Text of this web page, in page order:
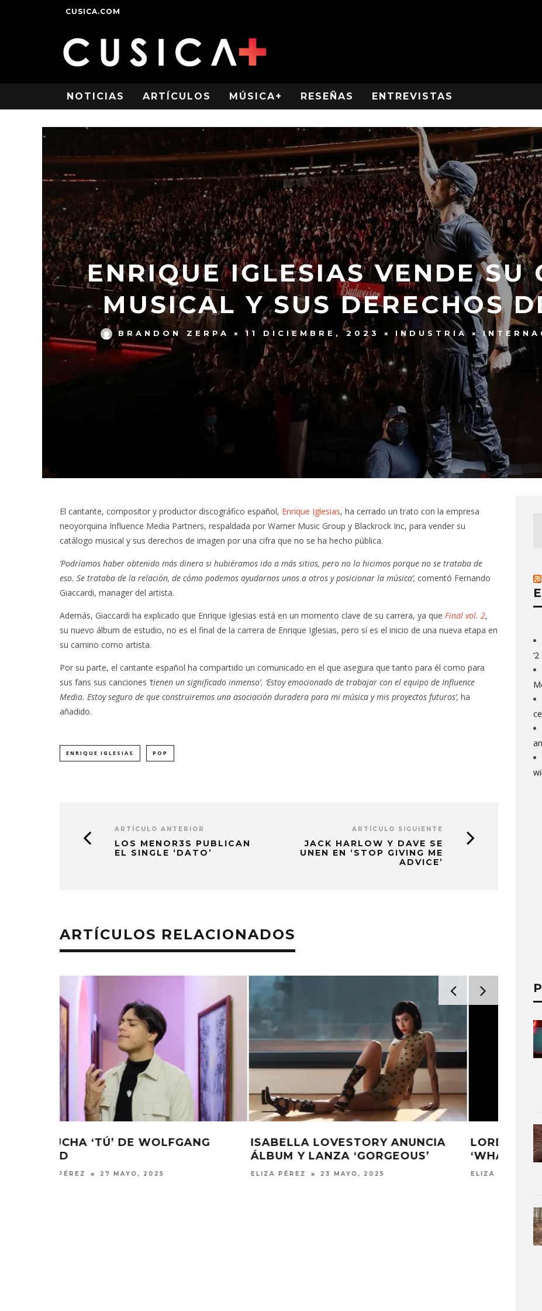
CUSICA.COM
NOTICIAS ARTÍCULOS MÚSICA+ RESEÑAS ENTREVISTAS
ENRIQUE IGLESIAS VENDE SU
MUSICAL Y SUS DERECHOS
BRANDON ZERPA 11 DICIEMBRE, 2023 INDUSTRIA
El cantante, compositor y productor discográfico español, Enrique Iglesias, ha cerrado un trato con la empresa
neoyorquina Influence Media Partners, respaldada por Warner Music Group y Blackrock Inc, para vender su
catálogo musical y sus derechos de imagen por una cifra que no se ha hecho pública.
‘Podríamos haber obtenido más dinero si hubiéramos ido a más sitios, pero no lo hicimos porque no se trataba de
eso. Se trataba de la relación, de cómo podemos ayudarnos unos a otros y posicionar la música’, comentó Fernando
Giaccardi, manager del artista.
Además, Giaccardi ha explicado que Enrique Iglesias está en un momento clave de su carrera, ya que Final vol. 2,
su nuevo álbum de estudio, no es el final de la carrera de Enrique Iglesias, pero sí es el inicio de una nueva etapa en
su camino como artista.
Por su parte, el cantante español ha compartido un comunicado en el que asegura que tanto para él como para
sus fans sus canciones ‘tienen un significado inmenso’. ‘Estoy emocionado de trabajar con el equipo de Influence
Media. Estoy seguro de que construiremos una asociación duradera para mi música y mis proyectos futuros’, ha
añadido.
ENRIQUE IGLESIAS POP
ARTÍCULO ANTERIOR
LOS MENOR3S PUBLICAN
EL SINGLE ‘DATO’
ARTÍCULO SIGUIENTE
JACK HARLOW Y DAVE SE
UNEN EN ‘STOP GIVING ME
ADVICE’
ARTÍCULOS RELACIONADOS
LORDE REGRESA CON EL SINGLE
‘WHAT WAS THAT’
ELIZA PÉREZ 24 ABRIL, 2025
YEULE LANZA EL SENCILLO
‘EVANGELIC GIRL IS A GUN’
ELIZA PÉREZ 9 ABRIL, 2025